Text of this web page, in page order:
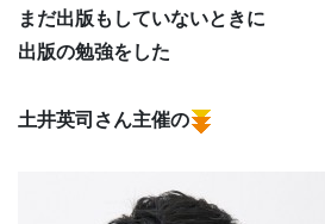
まだ出版もしていないときに
出版の勉強をした
土井英司さん主催の